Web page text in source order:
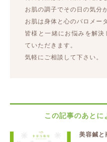
お肌の調子でその日の気分
お肌は身体と心のバロメー
皆様と一緒にお悩みを解
ていただきます。
気軽にご相談して下さい。
この記事のあとに
美容鍼と